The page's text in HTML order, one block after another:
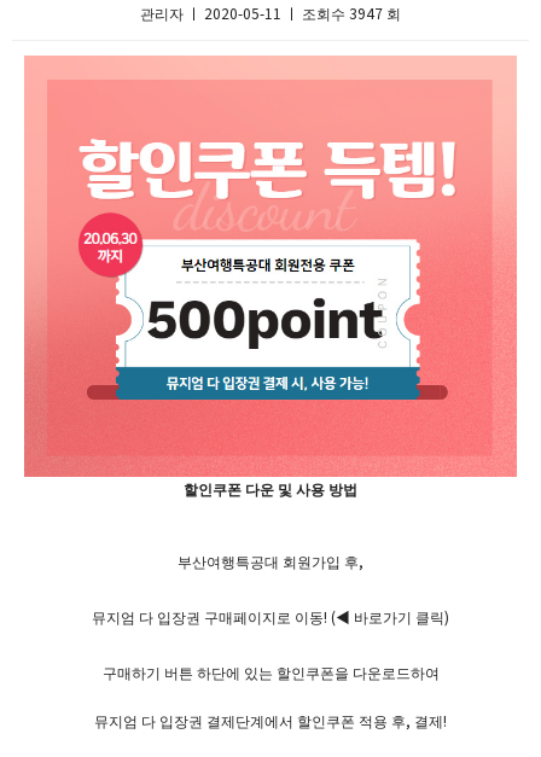
관리자 ㅣ 2020-05-11 ㅣ 조회수 3947 회
할인쿠폰 다운 및 사용 방법
부산여행특공대 회원가입 후,
뮤지엄 다 입장권 구매페이지로 이동! (◀ 바로가기 클릭)
구매하기 버튼 하단에 있는 할인쿠폰을 다운로드하여
뮤지엄 다 입장권 결제단계에서 할인쿠폰 적용 후, 결제!